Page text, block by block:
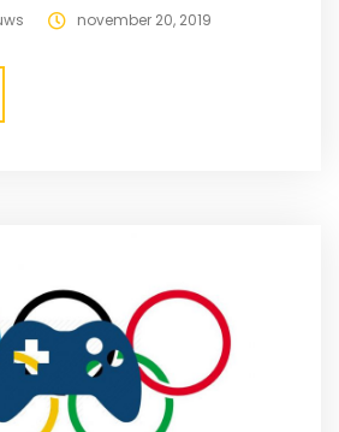
trofee te ontwerpen voor de
november 20, 2019